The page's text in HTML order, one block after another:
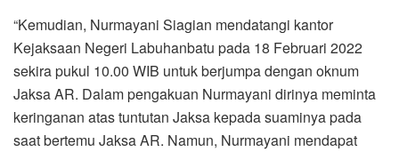
“Kemudian, Nurmayani Siagian mendatangi kantor
Kejaksaan Negeri Labuhanbatu pada 18 Februari 2022
sekira pukul 10.00 WIB untuk berjumpa dengan oknum
Jaksa AR. Dalam pengakuan Nurmayani dirinya meminta
keringanan atas tuntutan Jaksa kepada suaminya pada
saat bertemu Jaksa AR. Namun, Nurmayani mendapat